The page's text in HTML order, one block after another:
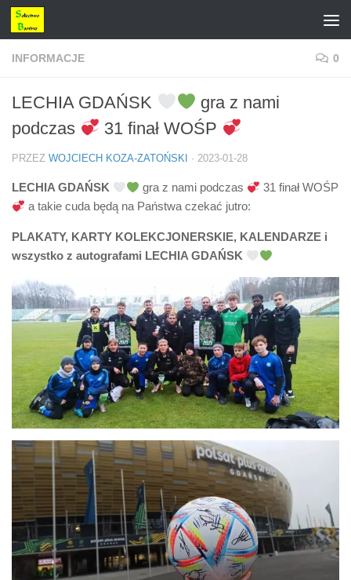
Przejdź do treści
INFORMACJE 0
LECHIA GDAŃSK
gra z nami
podczas
31 finał WOŚP
PRZEZ WOJCIECH KOZA-ZATOŃSKI · 2023-01-28
LECHIA GDAŃSK gra z nami podczas
31 finał WOŚP
a takie cuda będą na Państwa czekać jutro:
PLAKATY, KARTY KOLEKCJONERSKIE, KALENDARZE i
wszystko z autografami LECHIA GDAŃSK